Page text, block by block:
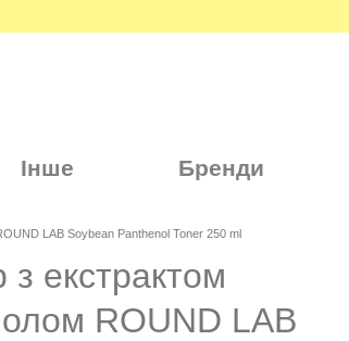
Інше Бренди
LAB Soybean Panthenol Toner 250 ml
екстрактом
ROUND LAB